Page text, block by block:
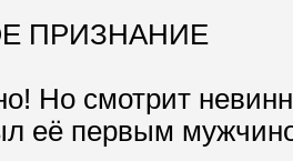
ПРИЗНАНИЕ
Но смотрит
её первым